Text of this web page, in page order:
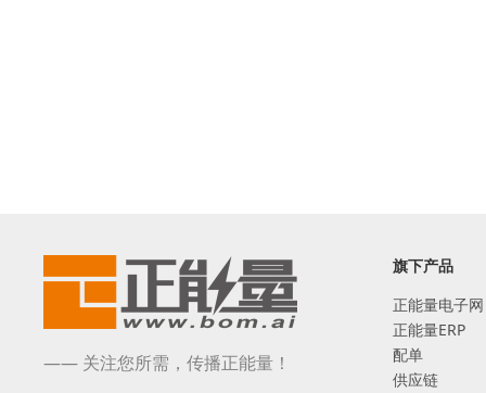
—— 关注您所需，传播正能量！
旗下产品
正能量电子网
正能量ERP
配单
供应链